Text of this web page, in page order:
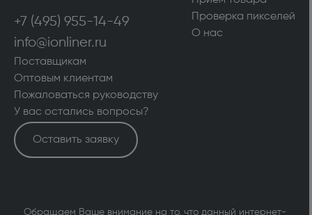
+7 (495) 955-14-49
info@ionliner.ru
Проверка пикселей
О нас
Поставщикам
Оптовым клиентам
Пожаловаться руководству
У вас остались вопросы?
Оставить заявку
Обращаем Ваше внимание на то, что данный интернет-